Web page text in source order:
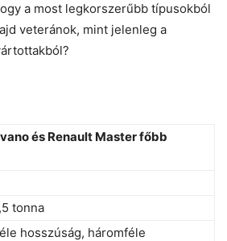
a most legkorszerűbb típusokból
veteránok, mint jelenleg a
és Renault Master főbb
tonna
hosszúság, háromféle